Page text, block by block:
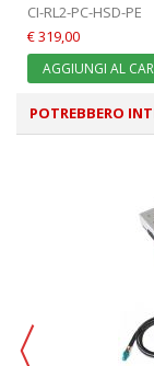
CI-RL2-PC-HSD-PE
€ 319,00
AGGIUNGI AL
POTREBBERO